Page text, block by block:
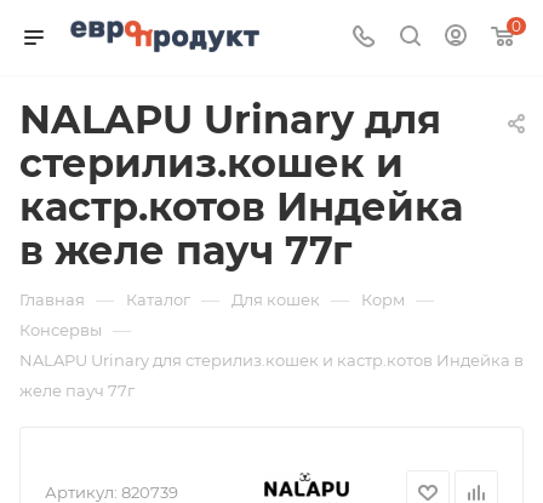
0
NALAPU Urinary для
стерилиз.кошек и
кастр.котов Индейка
в желе пауч 77г
Главная — Каталог — Для кошек — Корм —
Консервы —
NALAPU Urinary для стерилиз.кошек и кастр.котов Индейка в
желе пауч 77г
Артикул: 820739